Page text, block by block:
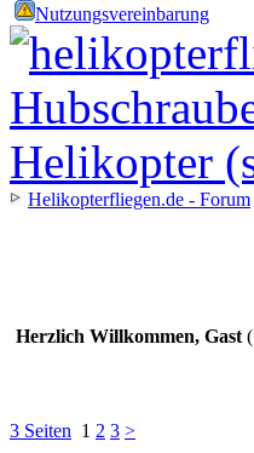
Nutzungsvereinbarung
Helikopterfliegen.de - Forum
Herzlich Willkommen, Gast (
3 Seiten 1 2 3 >